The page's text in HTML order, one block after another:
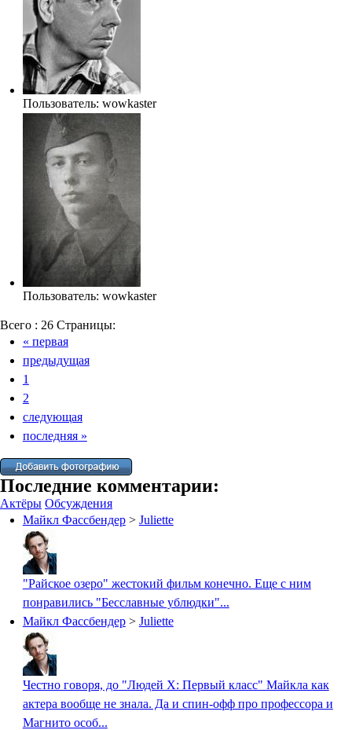
Пользователь: wowkaster
Пользователь: wowkaster
Всего : 26 Страницы:
« первая
предыдущая
1
2
следующая
последняя»
Последние комментарии:
Актёры Обсуждения
Майкл Фассбендер> Juliette
"Райское озеро" жестокий фильм конечно. Еще с ним
понравились "Бесславные ублюдки"...
Майкл Фассбендер> Juliette
Честно говоря, до "Людей Х: Первый класс" Майкла как
актера вообще не знала. Да и спин-офф про профессора и
Магнито особ...